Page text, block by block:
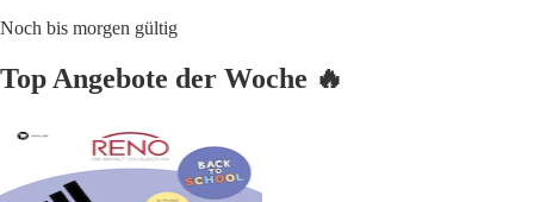
Noch bis morgen gültig
Top Angebote der Woche 🔥